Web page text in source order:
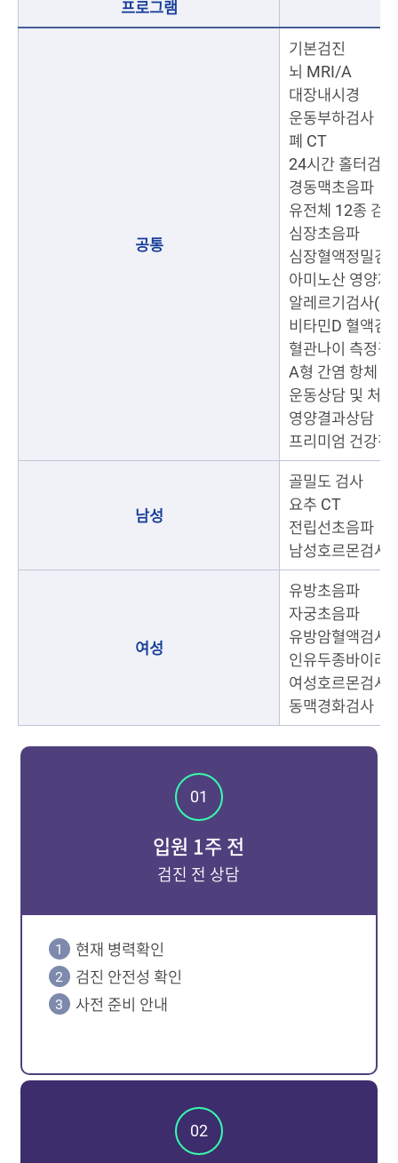
프로그램
공통
기본검진
뇌 MRI/A
대장내시경
운동부하검사
폐 CT
24시간 홀터검사
경동맥초음파
유전체 12종 검사
심장초음파
심장혈액정밀검
아미노산 영양제
알레르기검사(흡
비타민D 혈액검
혈관나이 측정검
A형 간염 항체
운동상담 및 처방
영양결과상담
프리미엄 건강진
남성
골밀도 검사
요추 CT
전립선초음파
남성호르몬검사
여성
유방초음파
자궁초음파
유방암혈액검사
인유두종바이러
여성호르몬검사
동맥경화검사
입원 1주 전
검진 전 상담
현재 병력확인
검진 안전성 확인
사전 준비 안내